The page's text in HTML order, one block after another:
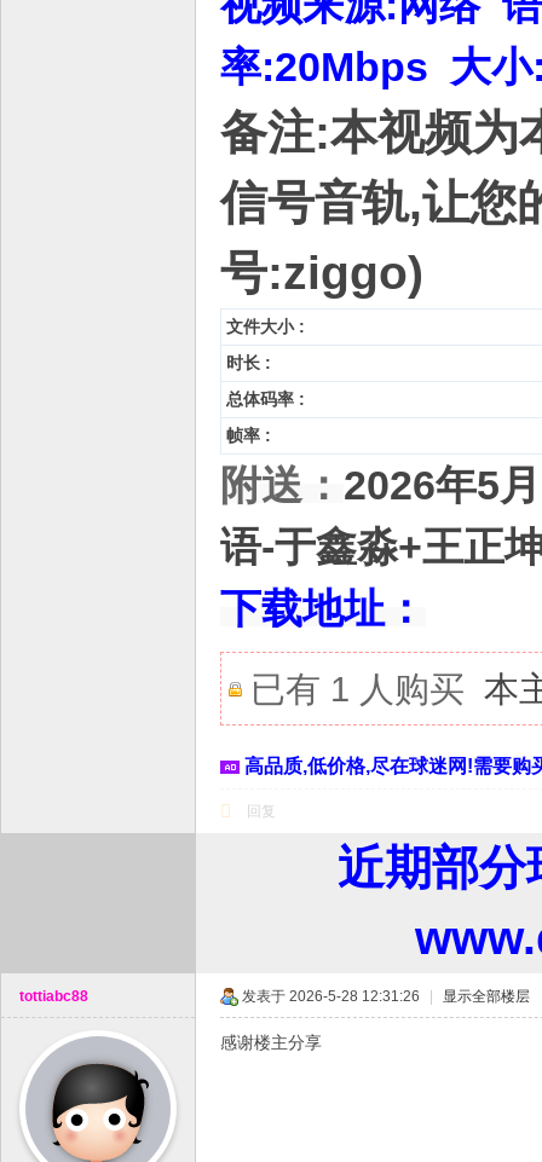
率:20Mbps 大小
备注:本视频为
信号音轨,让您
号:ziggo)
文件大小 :
时长 :
总体码率 :
帧率 :
附送： 2026年5
语-于鑫淼+王正
下载地址：
已有 1 人购买 本
高品质,低价格,尽在球迷网!需要购
回复
近期部分
tottiabc88 发表于 2026-5-28 12:31:26 显示全部楼层
感谢楼主分享